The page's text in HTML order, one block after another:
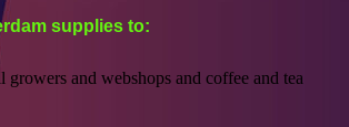
supplies to:
growers and webshops and coffee and tea